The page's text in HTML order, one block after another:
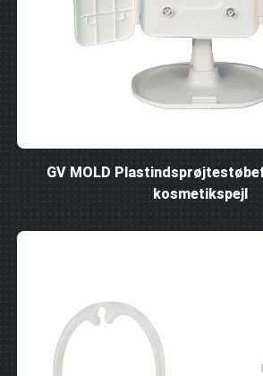
GV MOLD
kosmetikspejl